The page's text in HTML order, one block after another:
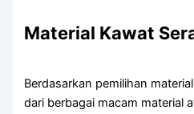
Material Kawat
Berdasarkan pemilihan
dari berbagai macam material